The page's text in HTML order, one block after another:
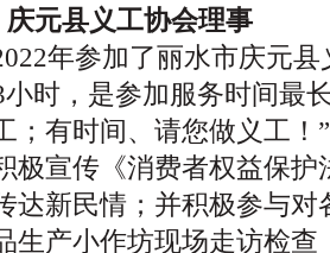
元县义工协会理事
年参加了丽水市庆元县
时，是参加服务时间最
；有时间、请您做义工！
极宣传《消费者权益保护
达新民情；并积极参与对
生产小作坊现场走访检查